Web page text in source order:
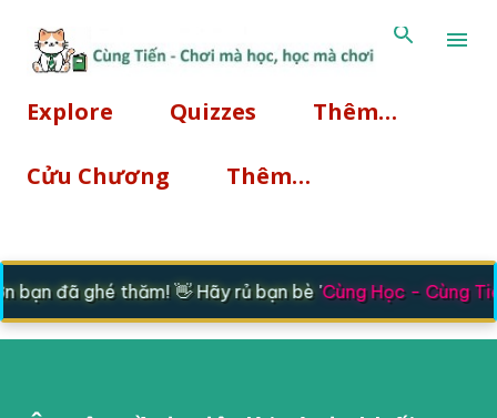
Chuyển đến nội dung
Explore Quizzes Thêm…
Cửu Chương Thêm…
bạn đã ghé thăm! 👋 Hãy rủ bạn bè 'Cùng Học - Cùng